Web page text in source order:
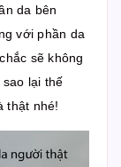
da bên
với phần da
sẽ không
lại thế
thật nhé!